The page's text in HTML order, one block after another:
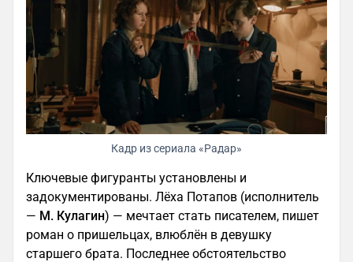
Кадр из сериала «Радар»
Ключевые фигуранты установлены и
задокументированы. Лёха Потапов (исполнитель
— М. Кулагин) — мечтает стать писателем, пишет
роман о пришельцах, влюблён в девушку
старшего брата. Последнее обстоятельство